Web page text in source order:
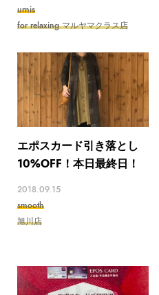
urnis
for relaxing マルヤマクラス店
エポスカード引き落とし
10%OFF！本日最終日！
2018.09.15
smooth
旭川店